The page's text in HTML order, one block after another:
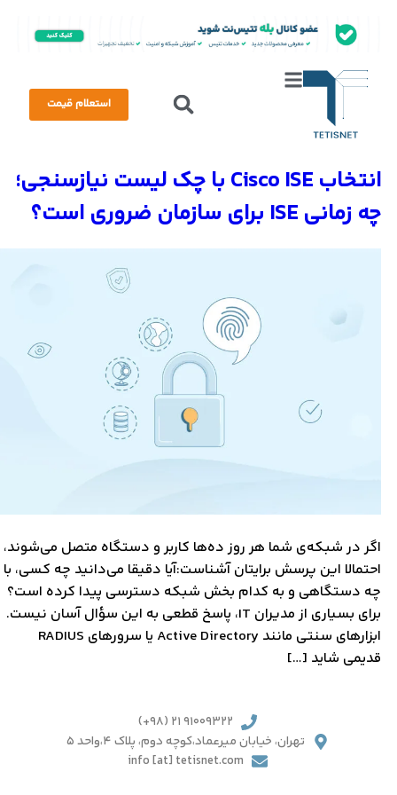
استعلام قیمت
انتخاب Cisco ISE با چک لیست نیازسنجی؛
چه زمانی ISE برای سازمان ضروری است؟
اگر در شبکه‌ی شما هر روز ده‌ها کاربر و دستگاه متصل می‌شوند،
احتمالا این پرسش برایتان آشناست:آیا دقیقا می‌دانید چه کسی، با
چه دستگاهی و به کدام بخش شبکه دسترسی پیدا کرده است؟
برای بسیاری از مدیران IT، پاسخ قطعی به این سؤال آسان نیست.
ابزارهای سنتی مانند Active Directory یا سرورهای RADIUS
قدیمی شاید […]
91009322 21 (98+)
تهران، خیابان میرعماد،کوچه دوم، پلاک 4،واحد 5
info [at] tetisnet.com